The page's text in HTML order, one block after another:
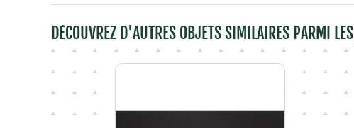
DÉCOUVREZ D'AUTRES OBJETS SIMILAIRES PARMI LES